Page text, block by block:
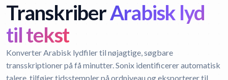
TranskriberArabisk lyd
til tekst
Konverter Arabisk lydfiler til nøjagtige, søgbare
transskriptioner på få minutter. Sonix identificerer automatisk
talere, tilføjer tidsstempler på ordniveau og eksporterer til